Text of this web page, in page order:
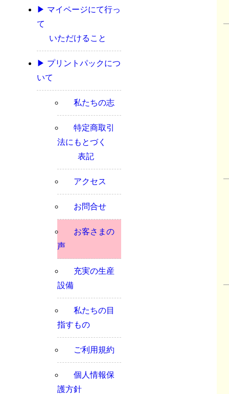
▶ マイページにて行っ
て
いただけること
▶ プリントパックにつ
いて
私たちの志
特定商取引
法にもとづく
表記
アクセス
お問合せ
お客さまの
声
充実の生産
設備
私たちの目
指すもの
ご利用規約
個人情報保
護方針